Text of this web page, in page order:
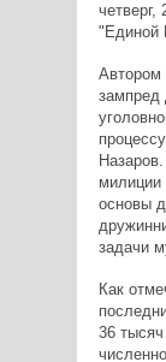
четверг,
"Единой
Автором
зампред
милиции
основы
задачи
Как
36